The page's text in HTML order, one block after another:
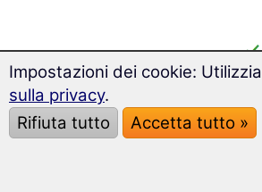
Impostazioni dei cookie:
sulla privacy.
Rifiuta tutto
Accetta tutto »